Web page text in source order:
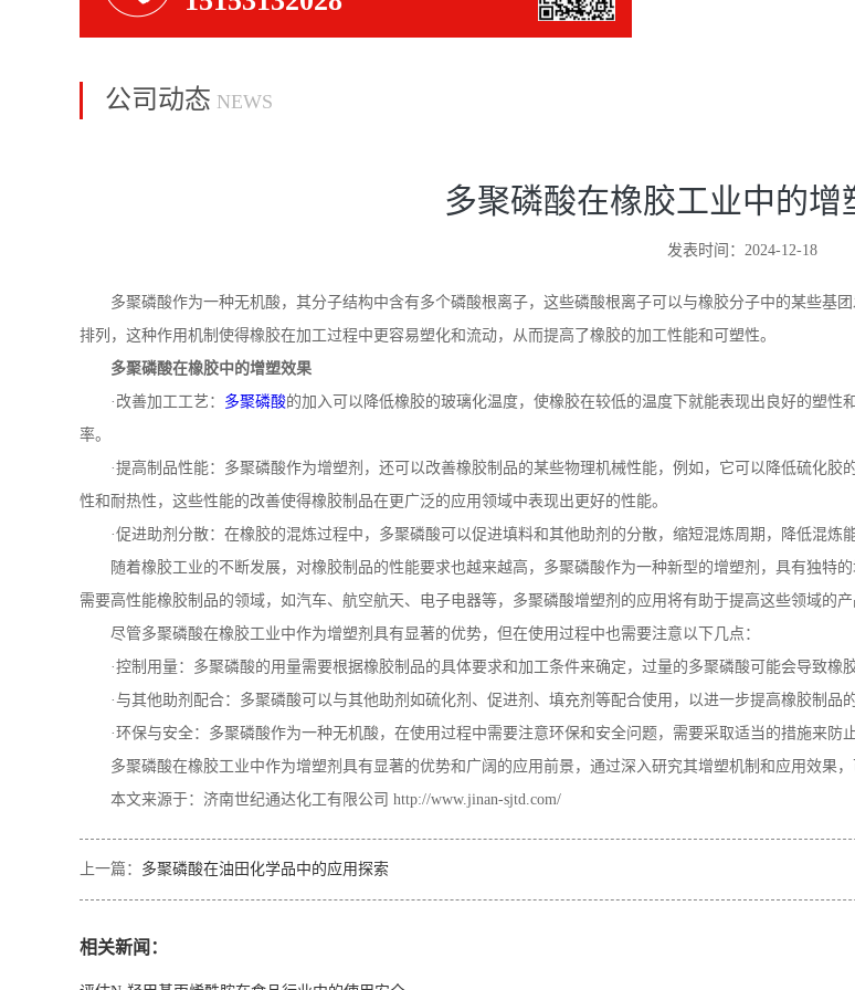
公司动态 NEWS
多聚磷酸在橡胶工业中的增
发表时间：2024-12-18
多聚磷酸作为一种无机酸，其分子结构中含有多个磷酸根离子，这些磷酸根离子可以与橡胶分子中的某些基
排列，这种作用机制使得橡胶在加工过程中更容易塑化和流动，从而提高了橡胶的加工性能和可塑性。
多聚磷酸在橡胶中的增塑效果
·改善加工工艺： 多聚磷酸的加入可以降低橡胶的玻璃化温度，使橡胶在较低的温度下就能表现出良好的塑
率。
·提高制品性能：多聚磷酸作为增塑剂，还可以改善橡胶制品的某些物理机械性能，例如，它可以降低硫化
性和耐热性，这些性能的改善使得橡胶制品在更广泛的应用领域中表现出更好的性能。
·促进助剂分散：在橡胶的混炼过程中，多聚磷酸可以促进填料和其他助剂的分散，缩短混炼周期，降低混炼
随着橡胶工业的不断发展，对橡胶制品的性能要求也越来越高，多聚磷酸作为一种新型的增塑剂，具有独特
需要高性能橡胶制品的领域，如汽车、航空航天、电子电器等，多聚磷酸增塑剂的应用将有助于提高这些领域的产
尽管多聚磷酸在橡胶工业中作为增塑剂具有显著的优势，但在使用过程中也需要注意以下几点：
·控制用量：多聚磷酸的用量需要根据橡胶制品的具体要求和加工条件来确定，过量的多聚磷酸可能会导致橡
·与其他助剂配合：多聚磷酸可以与其他助剂如硫化剂、促进剂、填充剂等配合使用，以进一步提高橡胶制品
·环保与安全：多聚磷酸作为一种无机酸，在使用过程中需要注意环保和安全问题，需要采取适当的措施来防
多聚磷酸在橡胶工业中作为增塑剂具有显著的优势和广阔的应用前景，通过深入研究其增塑机制和应用效果
本文来源于：济南世纪通达化工有限公司 http://www.jinan-sjtd.com/
上一篇： 多聚磷酸在油田化学品中的应用探索
相关新闻：